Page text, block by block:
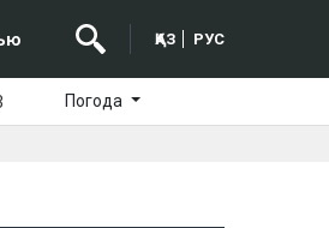
ҚАЗ РУС
Погода